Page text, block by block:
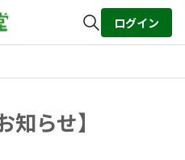
ログイン
知らせ】